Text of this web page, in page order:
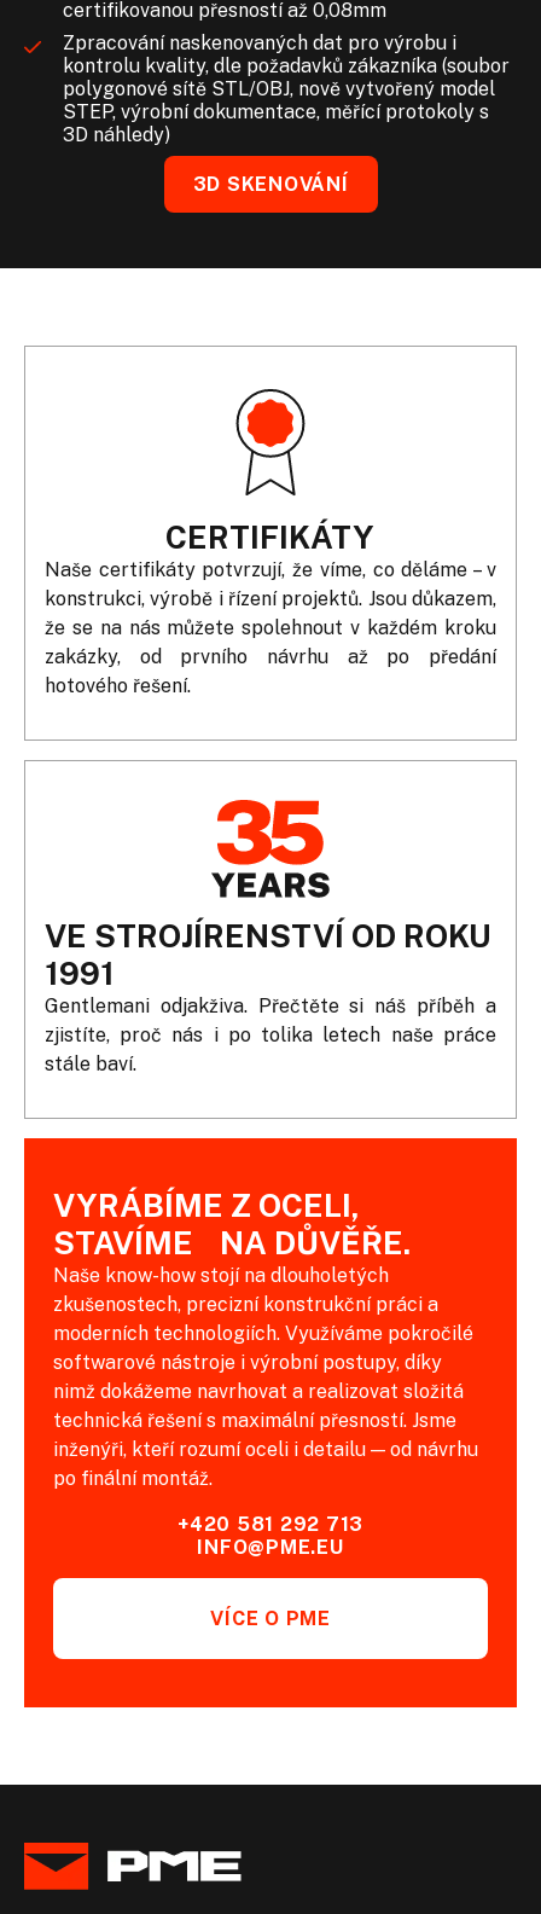
certifikovanou přesností až 0,08mm
Zpracování naskenovaných dat pro výrobu i
kontrolu kvality, dle požadavků zákazníka (soubor
polygonové sítě STL/OBJ, nově vytvořený model
STEP, výrobní dokumentace, měřící protokoly s
3D náhledy)
3D SKENOVÁNÍ
CERTIFIKÁTY
Naše certifikáty potvrzují, že víme, co děláme – v
konstrukci, výrobě i řízení projektů. Jsou důkazem,
že se na nás můžete spolehnout v každém kroku
zakázky, od prvního návrhu až po předání
hotového řešení.
VYRÁBÍME Z OCELI,
STAVÍME NA DŮVĚŘE.
Naše know-how stojí na dlouholetých
zkušenostech, precizní konstrukční práci a
moderních technologiích. Využíváme pokročilé
softwarové nástroje i výrobní postupy, díky
nimž dokážeme navrhovat a realizovat složitá
technická řešení s maximální přesností. Jsme
inženýři, kteří rozumí oceli i detailu — od návrhu
po finální montáž.
+420 581 292 713
INFO@PME.EU
VÍCE O PME
VE STROJÍRENSTVÍ OD ROKU
1991
Gentlemani odjakživa. Přečtěte si náš příběh a
zjistíte, proč nás i po tolika letech naše práce
stále baví.